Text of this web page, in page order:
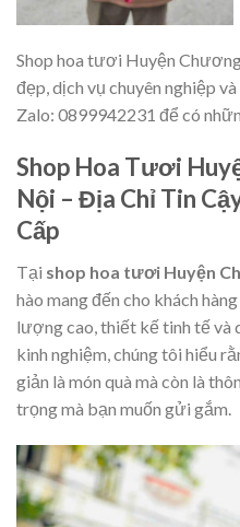
Shop hoa tươi Huyện
đẹp, dịch vụ chuyên nghiệp
Zalo: 0899942231 để có
Shop Hoa Tươi
Nội – Địa Chỉ Tin
Cấp
Tại shop hoa tươi Huyện
hào mang đến cho khách
lượng cao, thiết kế tinh tế và
kinh nghiệm, chúng tôi hiểu
giản là món quà mà còn là
trọng mà bạn muốn gửi gắm.